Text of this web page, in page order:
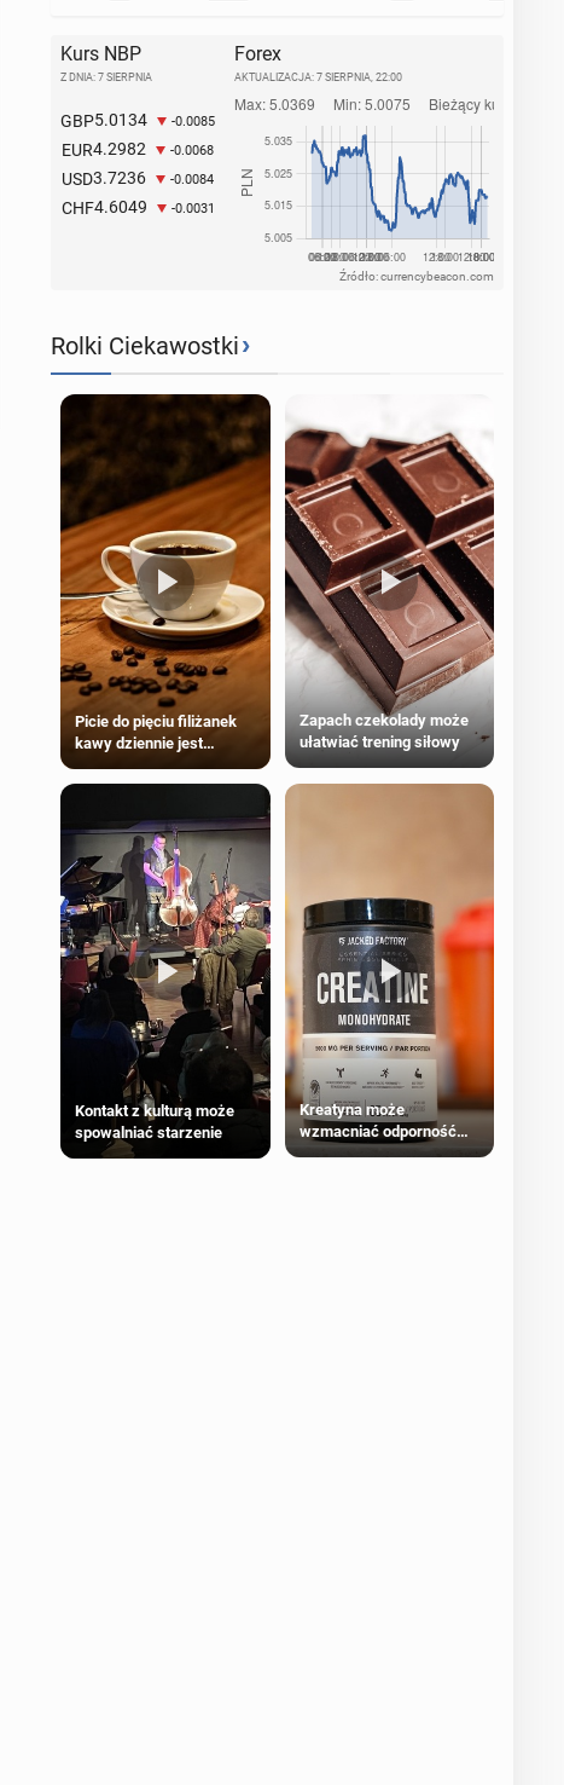
Kurs NBP
Z DNIA: 7 SIERPNIA
GBP5.0134 -0.0085
EUR4.2982 -0.0068
USD3.7236 -0.0084
CHF4.6049 -0.0031
Forex
AKTUALIZACJA: 7 SIERPNIA, 22:00
Źródło: currencybeacon.com
Rolki Ciekawostki›
Picie do pięciu filiżanek
kawy dziennie jest
większości dorosłych
Zapach czekolady może
ułatwiać trening siłowy
Kontakt z kulturą może
spowalniać starzenie
Kreatyna może
wzmacniać odporność
przeciw nowotworom